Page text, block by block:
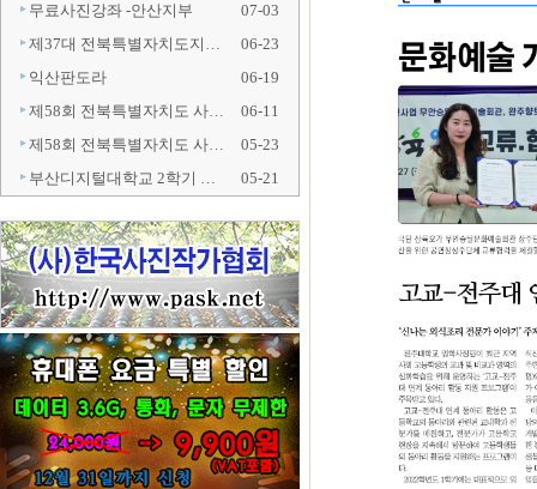
무료사진강좌 -안산지부
07-03
제37대 전북특별자치도지…
06-23
익산판도라
06-19
제58회 전북특별자치도 사…
06-11
제58회 전북특별자치도 사…
05-23
부산디지털대학교 2학기 …
05-21